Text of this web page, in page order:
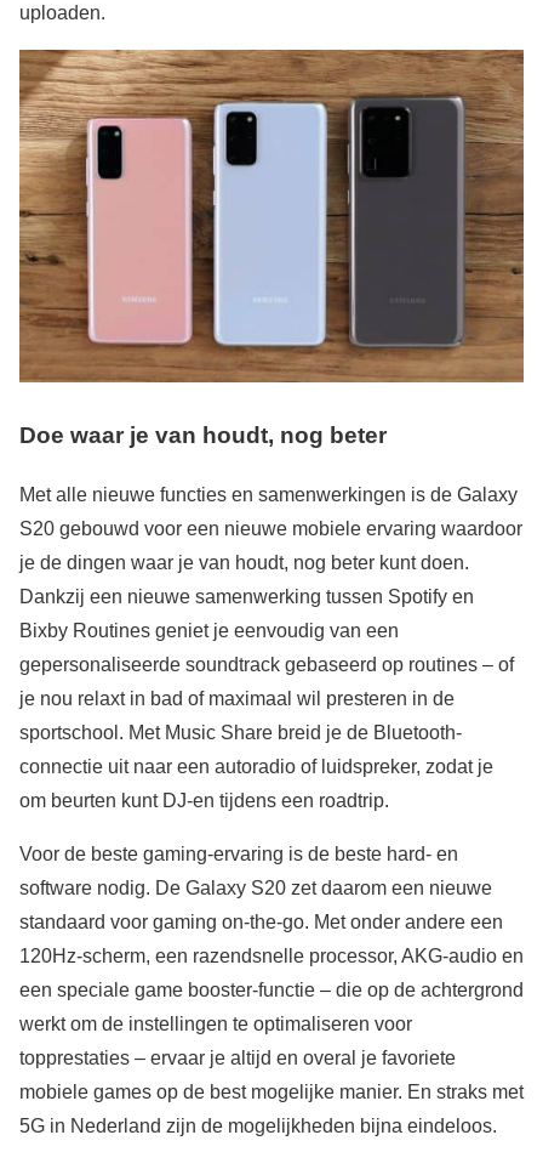
uploaden.
Doe waar je van houdt, nog beter
Met alle nieuwe functies en samenwerkingen is de Galaxy
S20 gebouwd voor een nieuwe mobiele ervaring waardoor
je de dingen waar je van houdt, nog beter kunt doen.
Dankzij een nieuwe samenwerking tussen Spotify en
Bixby Routines geniet je eenvoudig van een
gepersonaliseerde soundtrack gebaseerd op routines – of
je nou relaxt in bad of maximaal wil presteren in de
sportschool. Met Music Share breid je de Bluetooth-
connectie uit naar een autoradio of luidspreker, zodat je
om beurten kunt DJ-en tijdens een roadtrip.
Voor de beste gaming-ervaring is de beste hard- en
software nodig. De Galaxy S20 zet daarom een nieuwe
standaard voor gaming on-the-go. Met onder andere een
120Hz-scherm, een razendsnelle processor, AKG-audio en
een speciale game booster-functie – die op de achtergrond
werkt om de instellingen te optimaliseren voor
topprestaties – ervaar je altijd en overal je favoriete
mobiele games op de best mogelijke manier. En straks met
5G in Nederland zijn de mogelijkheden bijna eindeloos.